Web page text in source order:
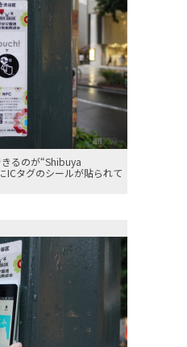
るのが“Shibuya
ICタグのシールが貼られて